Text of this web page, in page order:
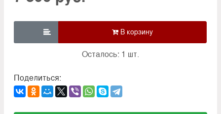

Осталось: 1 шт.
Поделиться: